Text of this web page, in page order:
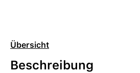
Übersicht
Beschreibung